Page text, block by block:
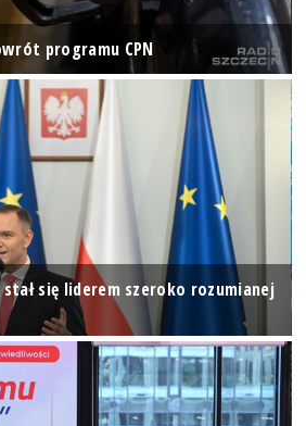
programu CPN
się liderem szeroko rozumianej